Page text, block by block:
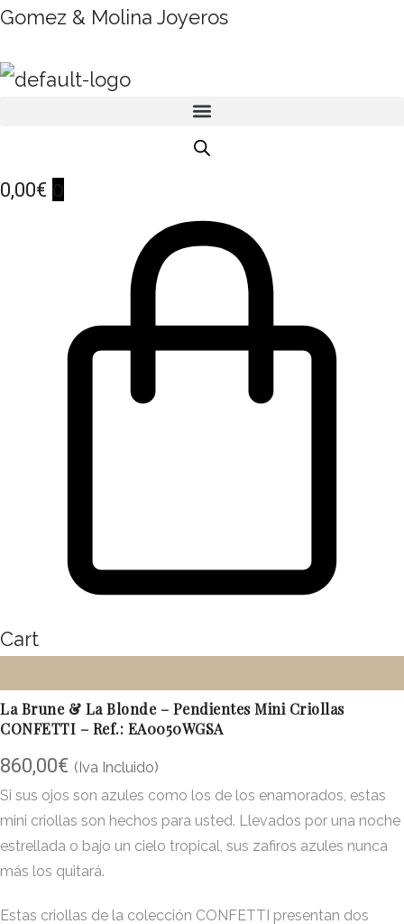
Gomez & Molina Joyeros
0,00€ 0
Cart
La Brune & La Blonde – Pendientes Mini Criollas
CONFETTI – Ref.: EA0050WGSA
860,00€ (Iva Incluido)
Si sus ojos son azules como los de los enamorados, estas
mini criollas son hechos para usted. Llevados por una noche
estrellada o bajo un cielo tropical, sus zafiros azules nunca
más los quitará.
Estas criollas de la colección CONFETTI presentan dos